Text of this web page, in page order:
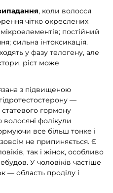
, коли волосся
чітко окреслених
постійний
сильна інтоксикація.
у фазу телогену, але
ріст може
з підвищеною
—
гормону
волосяні фолікули
все більш тонке і
не припиняється. Є
так і жінок, особливо
У чоловіків частіше
— область проділу і